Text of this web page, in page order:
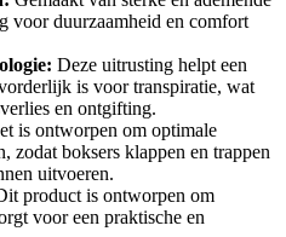
voor duurzaamheid en comfort
Deze uitrusting helpt een
is voor transpiratie, wat
en ontgifting.
is ontworpen om optimale
zodat boksers klappen en trappen
uitvoeren.
product is ontworpen om
voor een praktische en